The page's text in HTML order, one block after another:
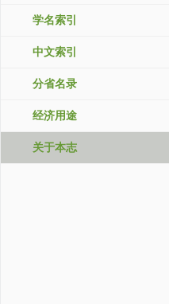
学名索引
中文索引
分省名录
经济用途
关于本志